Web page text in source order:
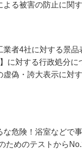
る被害の防止に関
者4社に対する景
に対する行政処分に
偽・誇大表示に対
危険！浴室などで
ためのテストから